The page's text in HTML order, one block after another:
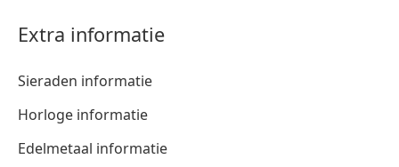
Extra informatie
Sieraden informatie
Horloge informatie
Edelmetaal informatie